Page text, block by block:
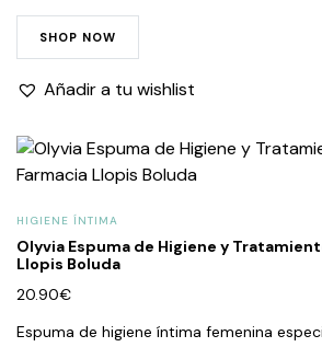
SHOP NOW
Añadir a tu wishlist
HIGIENE ÍNTIMA
Olyvia Espuma de Higiene y
Llopis Boluda
20.90€
Espuma de higiene íntima femenina